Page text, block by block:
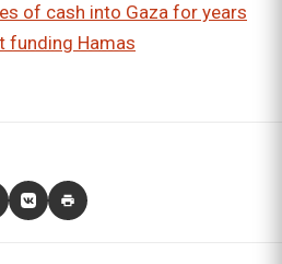
of cash into Gaza for years
funding Hamas